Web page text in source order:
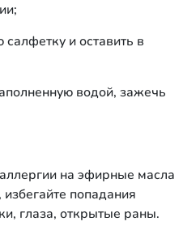
и оставить в
водой, зажечь
на эфирные масла
попадания
глаза, открытые раны.